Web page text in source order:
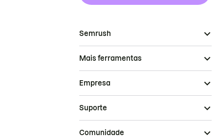
Semrush
Mais ferramentas
Empresa
Suporte
Comunidade